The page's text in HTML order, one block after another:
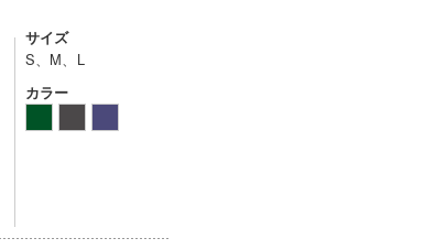
サイズ
S、M、L
カラー